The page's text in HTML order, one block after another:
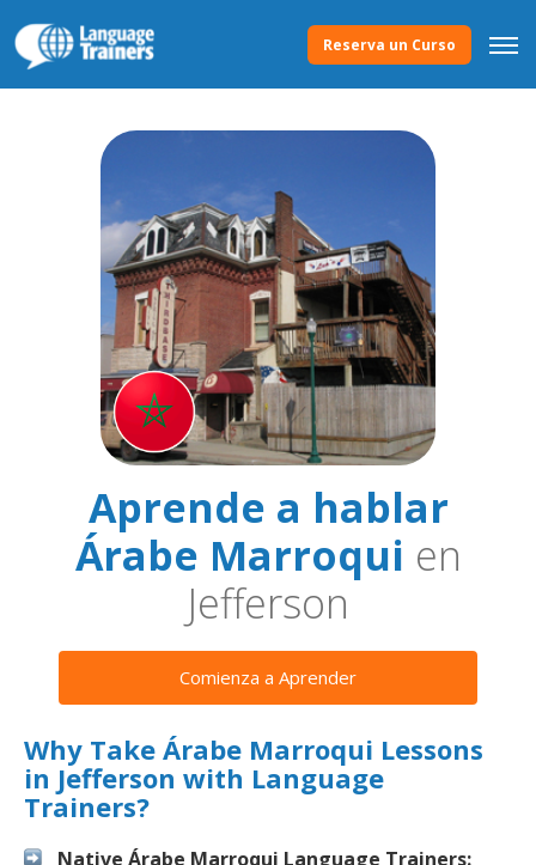
Reserva un Curso
Aprende a hablar
Árabe Marroqui en
Jefferson
Comienza a Aprender
Why Take Árabe Marroqui Lessons
in Jefferson with Language
Trainers?
Native Árabe Marroqui Language Trainers: